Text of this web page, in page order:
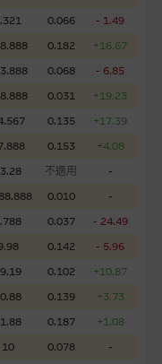
0.066
- 1.49
0.182
+16.67
0.068
- 6.85
0.031
+19.23
0.135
+17.39
0.153
+4.08
不適用
-
0.010
-
0.037
- 24.49
0.142
- 5.96
0.102
+10.87
0.139
+3.73
0.187
+1.08
10 0.078
-
價格可升可跌。過往
能有限而麥格理資本
閱讀載于
結構性產品的詳情及
N類牛熊證投資者會
則可能為零。
站的連結。此等連結
及機構的資訊。麥格
服務，均無任何操控
行向本網站述及或連
連結，不應視為該第